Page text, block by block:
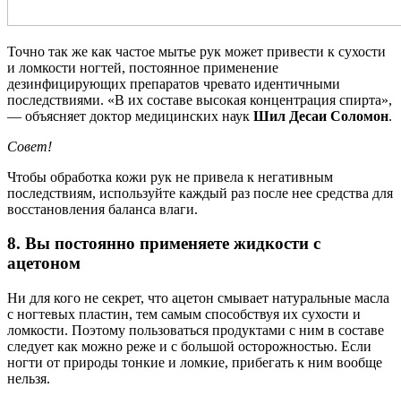
Точно так же как частое мытье рук может привести к сухости
и ломкости ногтей, постоянное применение
дезинфицирующих препаратов чревато идентичными
последствиями. «В их составе высокая концентрация спирта»,
— объясняет доктор медицинских наук Шил Десаи Соломон.
Совет!
Чтобы обработка кожи рук не привела к негативным
последствиям, используйте каждый раз после нее средства для
восстановления баланса влаги.
8. Вы постоянно применяете жидкости с
ацетоном
Ни для кого не секрет, что ацетон смывает натуральные масла
с ногтевых пластин, тем самым способствуя их сухости и
ломкости. Поэтому пользоваться продуктами с ним в составе
следует как можно реже и с большой осторожностью. Если
ногти от природы тонкие и ломкие, прибегать к ним вообще
нельзя.